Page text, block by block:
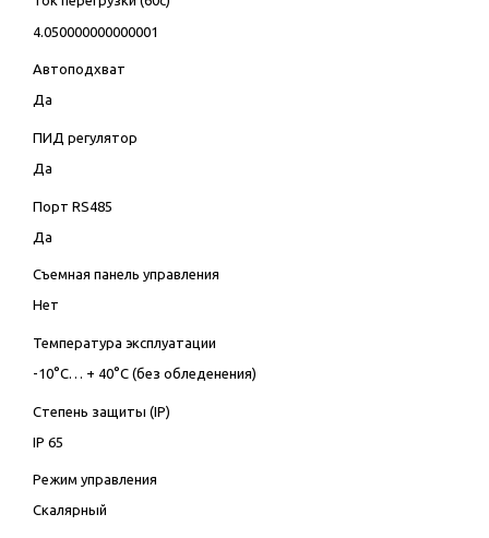
4.050000000000001
Автоподхват
Да
ПИД регулятор
Да
Порт RS485
Да
Съемная панель управления
Нет
Температура эксплуатации
-10°C… + 40°C (без обледенения)
Степень защиты (IP)
IP 65
Режим управления
Скалярный